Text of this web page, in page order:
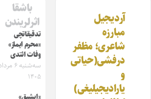
آردیجیل
مبارزه
شاعری؛ مظفر
درفشی(حیاتی
و
یارادیجیلیغی)
باشقا
اثرلریندن
تدقیقاتچی
«محرم ایماز»
وفات ائتدی
سه‌شنبه ۶ مرداد
۱۴۰۵